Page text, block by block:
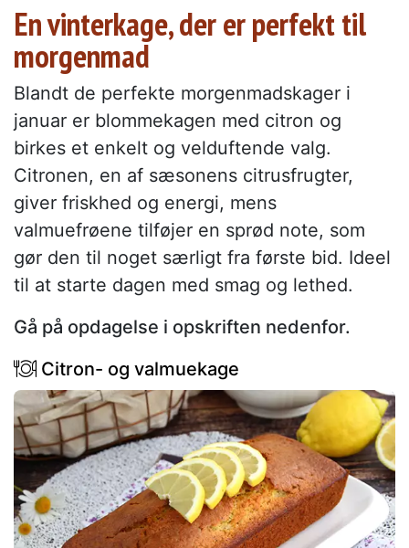
En vinterkage, der er perfekt til
morgenmad
Blandt de perfekte morgenmadskager i
januar er blommekagen med citron og
birkes et enkelt og velduftende valg.
Citronen, en af sæsonens citrusfrugter,
giver friskhed og energi, mens
valmuefrøene tilføjer en sprød note, som
gør den til noget særligt fra første bid. Ideel
til at starte dagen med smag og lethed.
Gå på opdagelse i opskriften nedenfor.
Citron- og valmuekage